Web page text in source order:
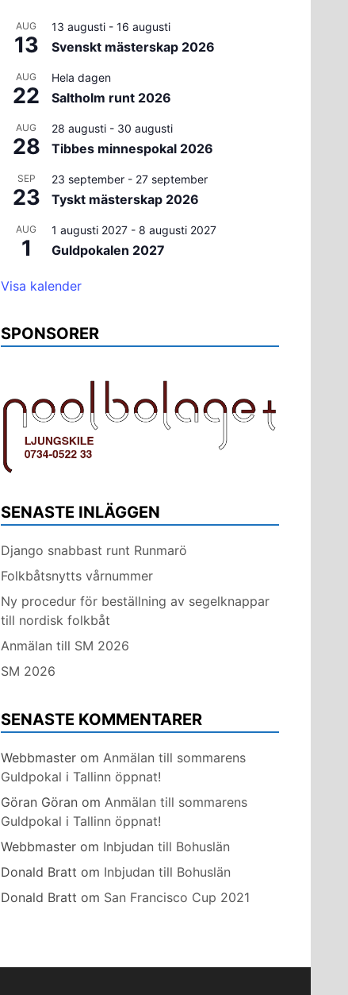
AUG
13
13 augusti - 16 augusti
Svenskt mästerskap 2026
AUG
22
Hela dagen
Saltholm runt 2026
AUG
28
28 augusti - 30 augusti
Tibbes minnespokal 2026
SEP
23
23 september - 27 september
Tyskt mästerskap 2026
AUG
1
1 augusti 2027 - 8 augusti 2027
Guldpokalen 2027
Visa kalender
SPONSORER
SENASTE INLÄGGEN
Django snabbast runt Runmarö
Folkbåtsnytts vårnummer
Ny procedur för beställning av segelknappar
till nordisk folkbåt
Anmälan till SM 2026
SM 2026
SENASTE KOMMENTARER
Webbmaster om Anmälan till sommarens
Guldpokal i Tallinn öppnat!
Göran Göran om Anmälan till sommarens
Guldpokal i Tallinn öppnat!
Webbmaster om Inbjudan till Bohuslän
Donald Bratt om Inbjudan till Bohuslän
Donald Bratt om San Francisco Cup 2021